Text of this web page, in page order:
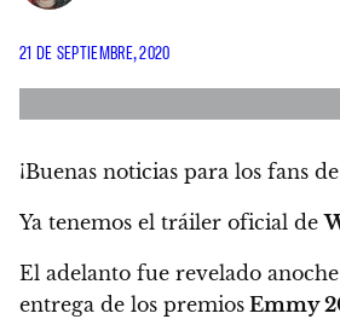
21 DE SEPTIEMBRE, 2020
¡Buenas noticias para los fans de
Ya tenemos el tráiler oficial de
El adelanto fue revelado
entrega de los premios Emmy